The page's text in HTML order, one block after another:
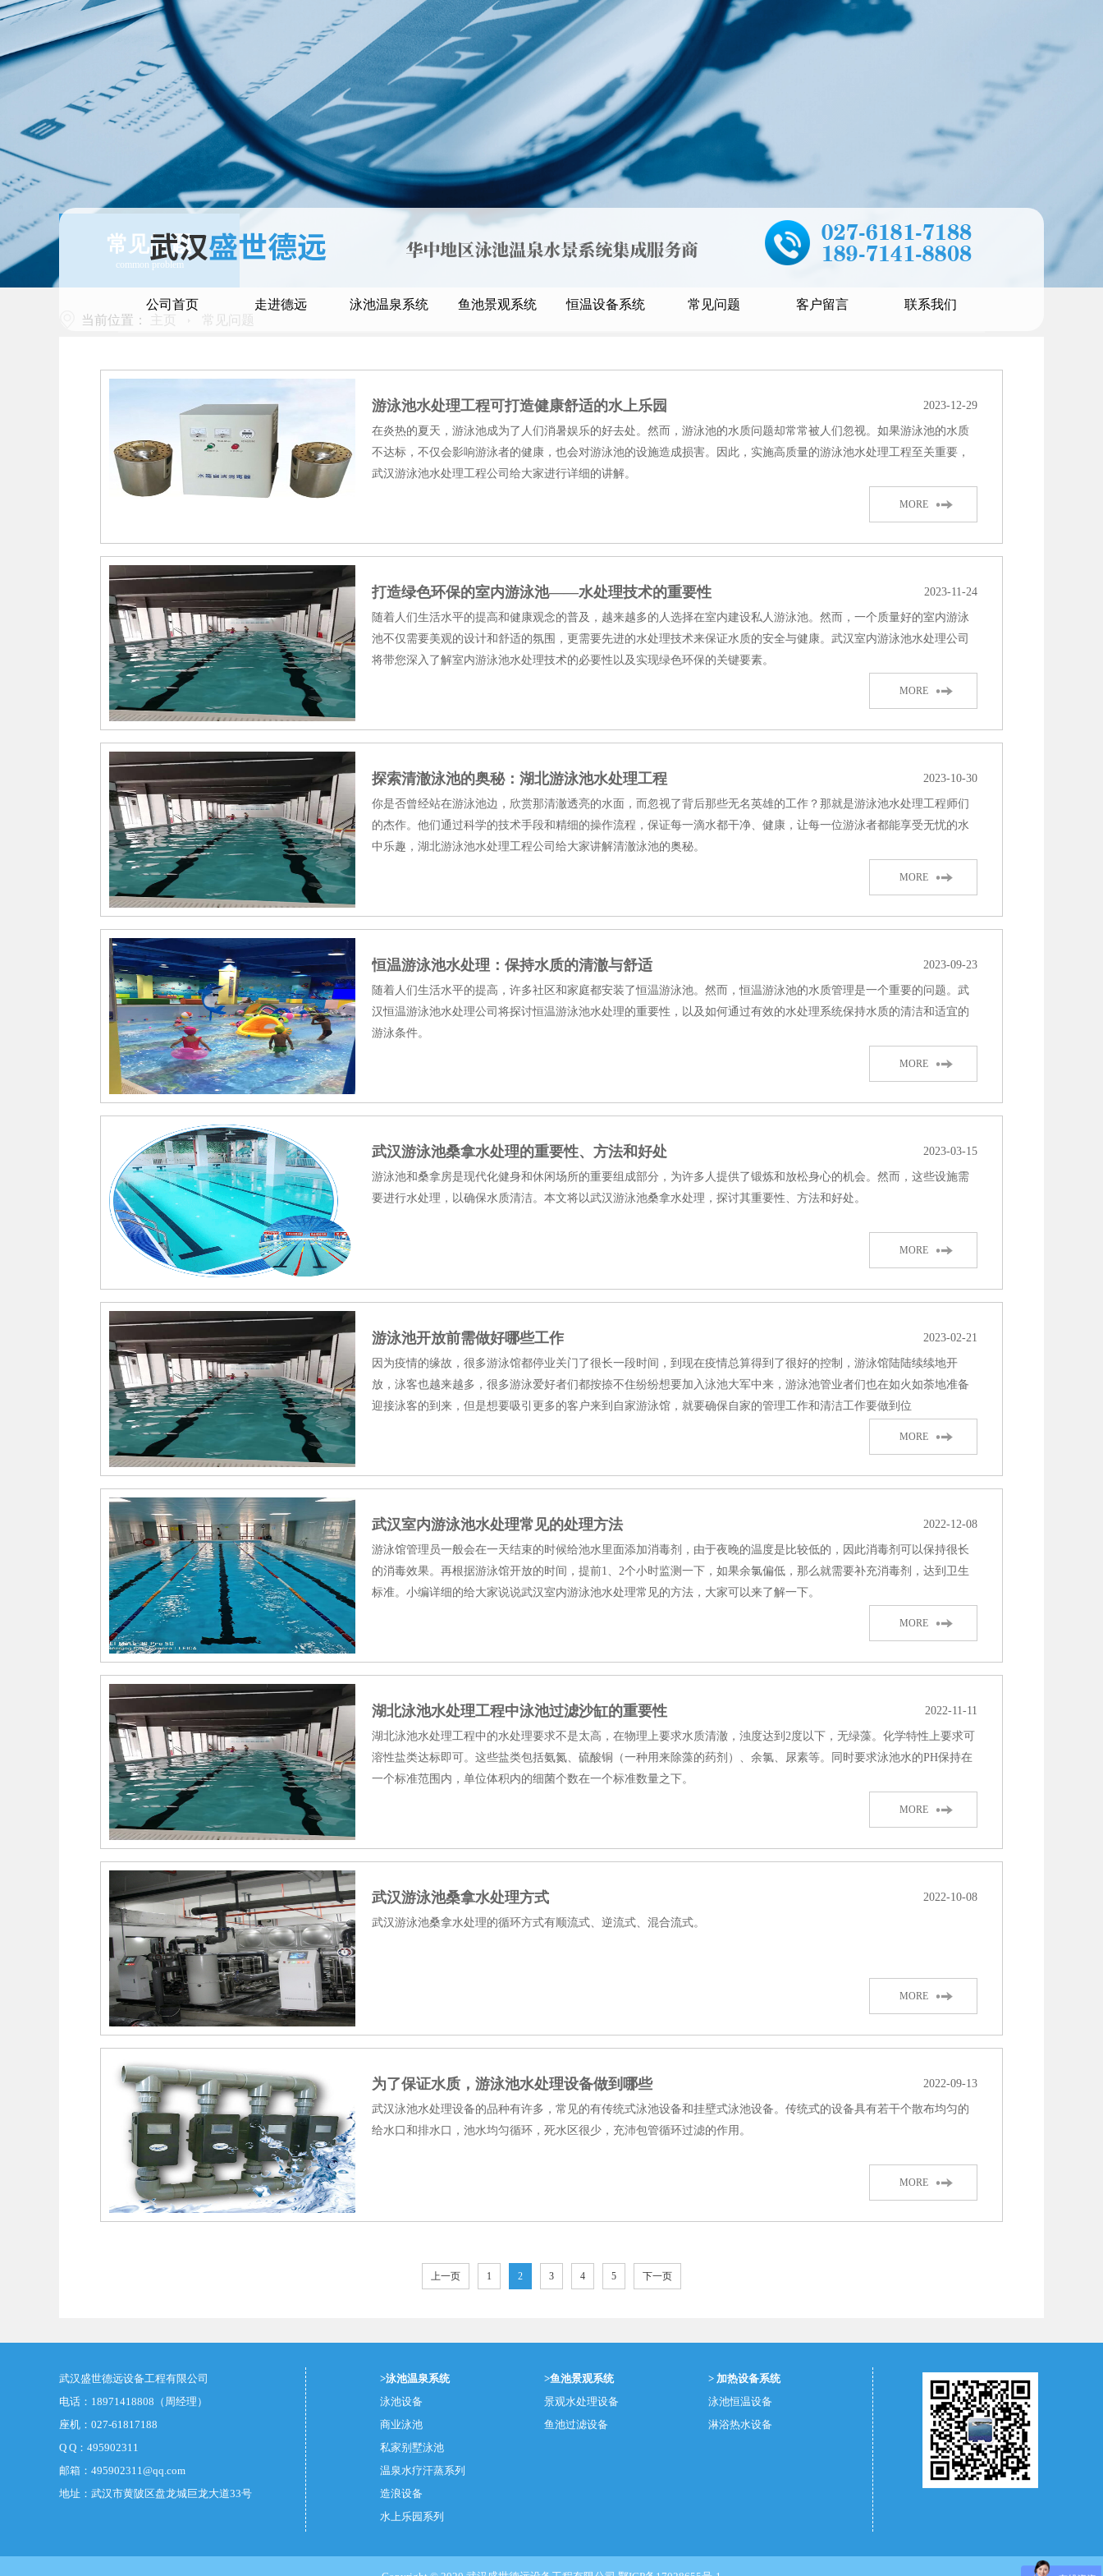
公司首页 走进德远 泳池温泉系统 鱼池景观系统 恒温设备系统 常见问题 客户留言 联系我们
常见问题
common problem
当前位置： 主页 常见问题
2023-12-29
游泳池水处理工程可打造健康舒适的水上乐园
在炎热的夏天，游泳池成为了人们消暑娱乐的好去处。然而，游泳池的水质问题却常常被人们忽视。如果游泳池的水质
不达标，不仅会影响游泳者的健康，也会对游泳池的设施造成损害。因此，实施高质量的游泳池水处理工程至关重要，
武汉游泳池水处理工程​公司给大家进行详细的讲解。
MORE
2023-11-24
打造绿色环保的室内游泳池——水处理技术的重要性
随着人们生活水平的提高和健康观念的普及，越来越多的人选择在室内建设私人游泳池。然而，一个质量好的室内游泳
池不仅需要美观的设计和舒适的氛围，更需要先进的水处理技术来保证水质的安全与健康。武汉室内游泳池水处理​公司
将带您深入了解室内游泳池水处理技术的必要性以及实现绿色环保的关键要素。
MORE
2023-10-30
探索清澈泳池的奥秘：湖北游泳池水处理工程
你是否曾经站在游泳池边，欣赏那清澈透亮的水面，而忽视了背后那些无名英雄的工作？那就是游泳池水处理工程师们
的杰作。他们通过科学的技术手段和精细的操作流程，保证每一滴水都干净、健康，让每一位游泳者都能享受无忧的水
中乐趣，湖北游泳池水处理工程​公司给大家讲解清澈泳池的奥秘。
MORE
2023-09-23
恒温游泳池水处理：保持水质的清澈与舒适
随着人们生活水平的提高，许多社区和家庭都安装了恒温游泳池。然而，恒温游泳池的水质管理是一个重要的问题。武
汉恒温游泳池水处理​公司将探讨恒温游泳池水处理的重要性，以及如何通过有效的水处理系统保持水质的清洁和适宜的
游泳条件。
MORE
2023-03-15
武汉游泳池桑拿水处理​的重要性、方法和好处
游泳池和桑拿房是现代化健身和休闲场所的重要组成部分，为许多人提供了锻炼和放松身心的机会。然而，这些设施需
要进行水处理，以确保水质清洁。本文将以武汉游泳池桑拿水处理，探讨其重要性、方法和好处。
MORE
2023-02-21
游泳池开放前需做好哪些工作
因为疫情的缘故，很多游泳馆都停业关门了很长一段时间，到现在疫情总算得到了很好的控制，游泳馆陆陆续续地开
放，泳客也越来越多，很多游泳爱好者们都按捺不住纷纷想要加入泳池大军中来，游泳池管业者们也在如火如荼地准备
迎接泳客的到来，但是想要吸引更多的客户来到自家游泳馆，就要确保自家的管理工作和清洁工作要做到位
MORE
2022-12-08
武汉室内游泳池水处理常见的处理方法
游泳馆管理员一般会在一天结束的时候给池水里面添加消毒剂，由于夜晚的温度是比较低的，因此消毒剂可以保持很长
的消毒效果。再根据游泳馆开放的时间，提前1、2个小时监测一下，如果余氯偏低，那么就需要补充消毒剂，达到卫生
标准。小编详细的给大家说说武汉室内游泳池水处理常见的方法，大家可以来了解一下。
MORE
2022-11-11
湖北泳池水处理工程中泳池过滤沙缸的重要性
湖北泳池水处理工程中的水处理要求不是太高，在物理上要求水质清澈，浊度达到2度以下，无绿藻。化学特性上要求可
溶性盐类达标即可。这些盐类包括氨氮、硫酸铜（一种用来除藻的药剂）、余氯、尿素等。同时要求泳池水的PH保持在
一个标准范围内，单位体积内的细菌个数在一个标准数量之下。
MORE
2022-10-08
武汉游泳池桑拿水处理方式
武汉游泳池桑拿水处理的循环方式有顺流式、逆流式、混合流式。
MORE
2022-09-13
为了保证水质，游泳池水处理设备做到哪些
武汉泳池水处理设备的品种有许多，常见的有传统式泳池设备和挂壁式泳池设备。传统式的设备具有若干个散布均匀的
给水口和排水口，池水均匀循环，死水区很少，充沛包管循环过滤的作用。
MORE
上一页 1 2 3 4 5 下一页
武汉盛世德远设备工程有限公司
电话：18971418808（周经理）
座机：027-61817188
Q Q：495902311
邮箱：495902311@qq.com
地址：武汉市黄陂区盘龙城巨龙大道33号
>泳池温泉系统
泳池设备
商业泳池
私家别墅泳池
温泉水疗汗蒸系列
造浪设备
水上乐园系列
>鱼池景观系统
景观水处理设备
鱼池过滤设备
> 加热设备系统
泳池恒温设备
淋浴热水设备